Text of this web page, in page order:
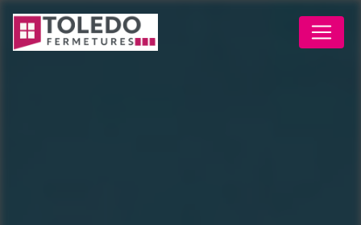
Panneau de gestion des cookies